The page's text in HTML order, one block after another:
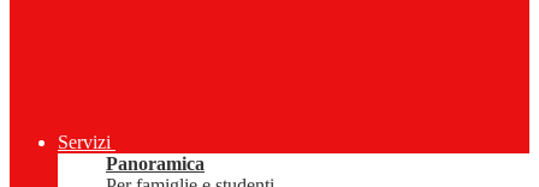
Servizi
Panoramica